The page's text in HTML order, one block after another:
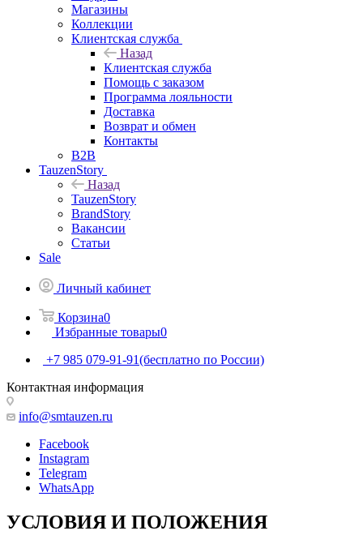
Магазины
Коллекции
Клиентская служба
Назад
Клиентская служба
Помощь с заказом
Программа лояльности
Доставка
Возврат и обмен
Контакты
B2B
TauzenStory
Назад
TauzenStory
BrandStory
Вакансии
Статьи
Sale
Личный кабинет
Корзина0
Избранные товары0
+7 985 079-91-91(бесплатно по России)
Контактная информация
info@smtauzen.ru
Facebook
Instagram
Telegram
WhatsApp
УСЛОВИЯ И ПОЛОЖЕНИЯ